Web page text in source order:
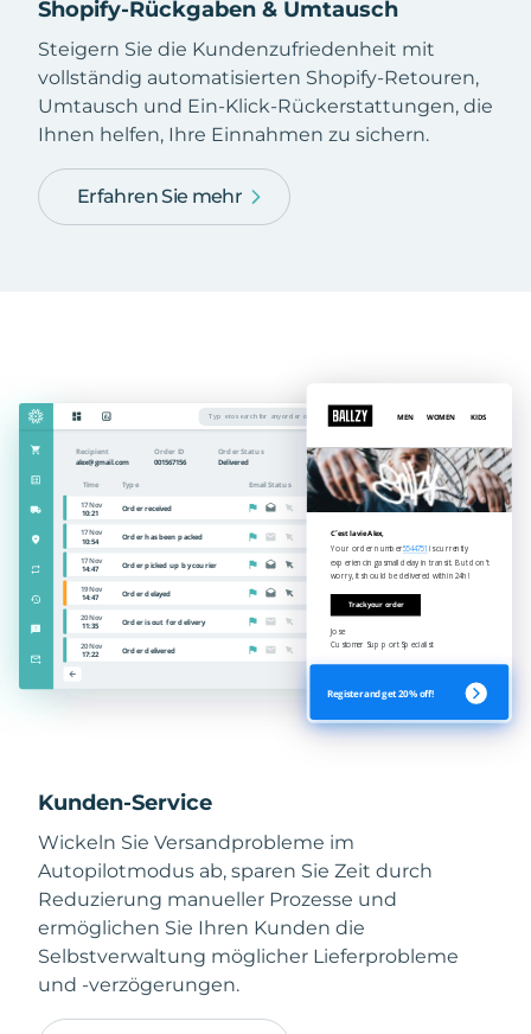
Shopify-Rückgaben & Umtausch
Steigern Sie die Kundenzufriedenheit mit
vollständig automatisierten Shopify-Retouren,
Umtausch und Ein-Klick-Rückerstattungen, die
Ihnen helfen, Ihre Einnahmen zu sichern.
Erfahren Sie mehr
Kunden-Service
Wickeln Sie Versandprobleme im
Autopilotmodus ab, sparen Sie Zeit durch
Reduzierung manueller Prozesse und
ermöglichen Sie Ihren Kunden die
Selbstverwaltung möglicher Lieferprobleme
und -verzögerungen.